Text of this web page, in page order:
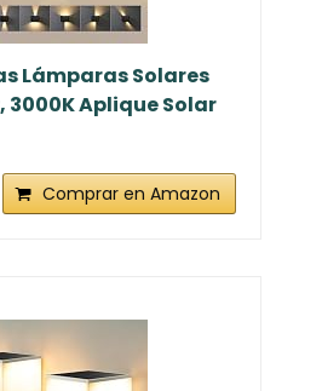
Lámparas Solares
3000K Aplique Solar
Comprar en Amazon